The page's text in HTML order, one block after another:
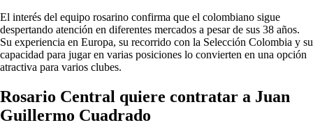
El interés del equipo rosarino confirma que el colombiano sigue
despertando atención en diferentes mercados a pesar de sus 38 años.
Su experiencia en Europa, su recorrido con la Selección Colombia y su
capacidad para jugar en varias posiciones lo convierten en una opción
atractiva para varios clubes.
Rosario Central quiere contratar a Juan
Guillermo Cuadrado